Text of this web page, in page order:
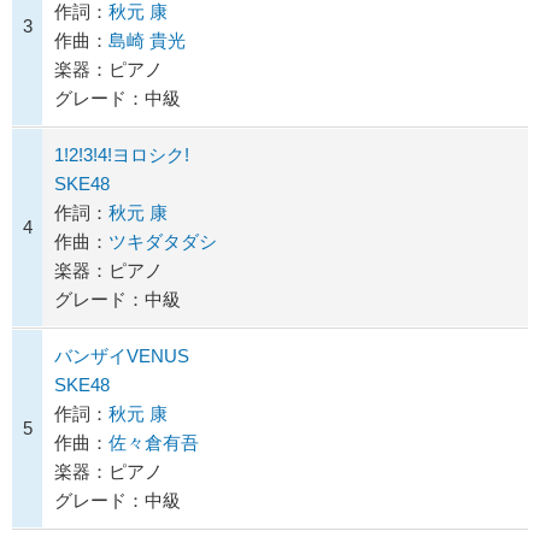
3
作詞： 秋元 康
作曲： 島崎 貴光
楽器：ピアノ
グレード：中級
4
1!2!3!4!ヨロシク!
SKE48
作詞： 秋元 康
作曲： ツキダタダシ
楽器：ピアノ
グレード：中級
5
バンザイVENUS
SKE48
作詞： 秋元 康
作曲： 佐々倉有吾
楽器：ピアノ
グレード：中級